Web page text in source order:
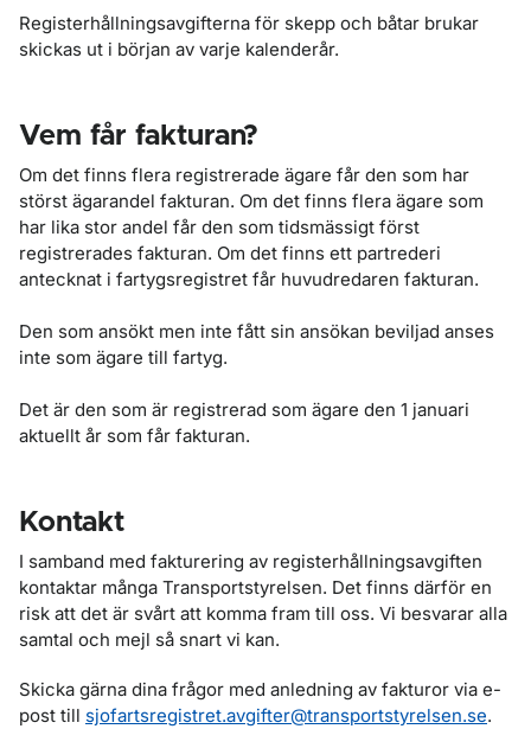
Registerhållningsavgifterna för skepp och båtar brukar
skickas ut i början av varje kalenderår.
Vem får fakturan?
Om det finns flera registrerade ägare får den som har
störst ägarandel fakturan. Om det finns flera ägare som
har lika stor andel får den som tidsmässigt först
registrerades fakturan. Om det finns ett partrederi
antecknat i fartygsregistret får huvudredaren fakturan.
Den som ansökt men inte fått sin ansökan beviljad anses
inte som ägare till fartyg.
Det är den som är registrerad som ägare den 1 januari
aktuellt år som får fakturan.
Kontakt
I samband med fakturering av registerhållningsavgiften
kontaktar många Transportstyrelsen. Det finns därför en
risk att det är svårt att komma fram till oss. Vi besvarar alla
samtal och mejl så snart vi kan.
Skicka gärna dina frågor med anledning av fakturor via e-
post till sjofartsregistret.avgifter@transportstyrelsen.se.